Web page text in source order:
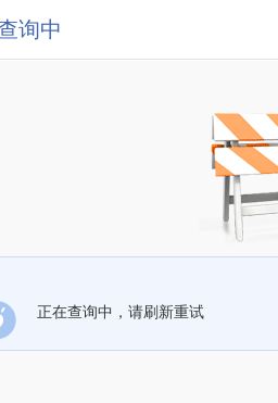
询中
正在查询中，请刷新重试